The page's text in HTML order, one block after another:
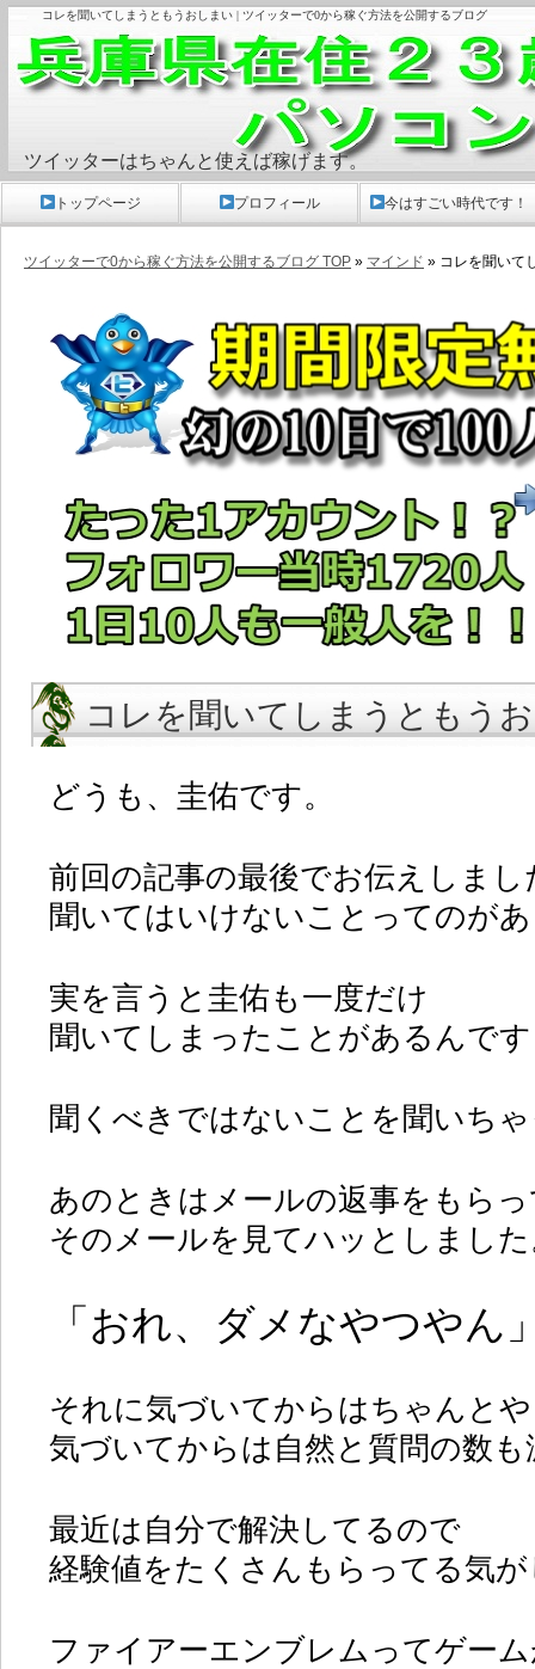
コレを聞いてしまうともうおしまい | ツイッターで0から稼ぐ方法を公開するブログ
コレを聞いてしまうともう
どうも、圭佑です。
前回の記事の最後でお伝えしまし
聞いてはいけないことってのが
実を言うと圭佑も一度だけ
聞いてしまったことがあるんで
聞くべきではないことを聞いち
あのときはメールの返事をもら
そのメールを見てハッとしまし
「おれ、ダメなやつやん
それに気づいてからはちゃんと
気づいてからは自然と質問の数
最近は自分で解決してるので
経験値をたくさんもらってる気
ファイアーエンブレムってゲー
ツイッターで0から稼ぐ方法を公開するブログ TOP » マインド » コレを聞いて
ツイッターはちゃんと使えば稼げます。
トップページ プロフィール 今はすごい時代です！